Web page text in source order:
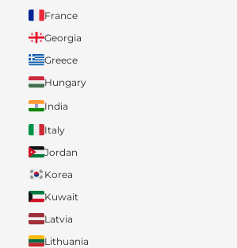
France
Georgia
Greece
Hungary
India
Italy
Jordan
Korea
Kuwait
Latvia
Lithuania